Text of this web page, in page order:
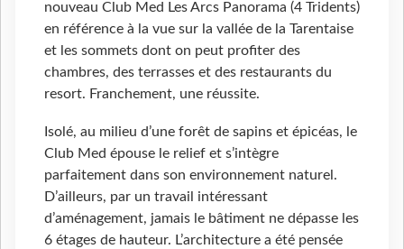
nouveau Club Med Les Arcs Panorama (4 Tridents)
en référence à la vue sur la vallée de la Tarentaise
et les sommets dont on peut profiter des
chambres, des terrasses et des restaurants du
resort. Franchement, une réussite.
Isolé, au milieu d’une forêt de sapins et épicéas, le
Club Med épouse le relief et s’intègre
parfaitement dans son environnement naturel.
D’ailleurs, par un travail intéressant
d’aménagement, jamais le bâtiment ne dépasse les
6 étages de hauteur. L’architecture a été pensée